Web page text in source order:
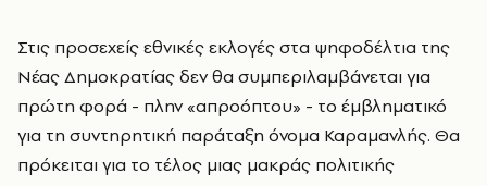
Στις προσεχείς εθνικές εκλογές στα ψηφοδέλτια της
Νέας Δημοκρατίας δεν θα συμπεριλαμβάνεται για
πρώτη φορά - πλην «απροόπτου» - το έμβληματικό
για τη συντηρητική παράταξη όνομα Καραμανλής. Θα
πρόκειται για το τέλος μιας μακράς πολιτικής